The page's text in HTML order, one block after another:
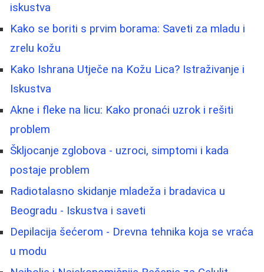
iskustva
Kako se boriti s prvim borama: Saveti za mladu i
zrelu kožu
Kako Ishrana Utječe na Kožu Lica? Istraživanje i
Iskustva
Akne i fleke na licu: Kako pronaći uzrok i rešiti
problem
Škljocanje zglobova - uzroci, simptomi i kada
postaje problem
Radiotalasno skidanje mladeža i bradavica u
Beogradu - Iskustva i saveti
Depilacija šećerom - Drevna tehnika koja se vraća
u modu